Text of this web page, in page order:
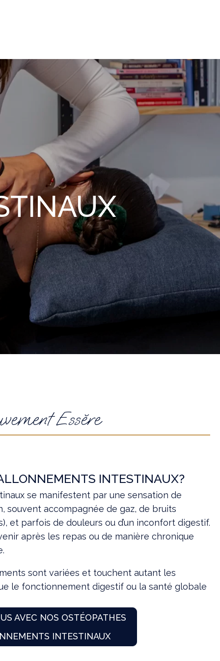
Essĕre
INTESTINAUX?
se manifestent par une sensation de
souvent accompagnée de gaz, de bruits
et parfois de douleurs ou d’un inconfort digestif.
après les repas ou de manière chronique
sont variées et touchent autant les
le fonctionnement digestif ou la santé globale
AVEC NOS OSTÉOPATHES
INTESTINAUX